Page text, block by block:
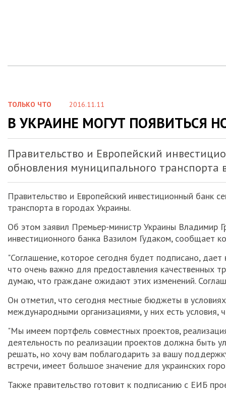
ТОЛЬКО ЧТО 2016.11.11
В УКРАИНЕ МОГУТ ПОЯВИТЬСЯ
Правительство и Европейский
обновления муниципального транспорта
Правительство и Европейский инвестиционный банк
транспорта в городах Украины.
Об этом заявил Премьер-министр Украины Владимир
инвестиционного банка Вазилом Гудаком, сообщает
"Соглашение, которое сегодня будет подписано,
что очень важно для предоставления качественных
думаю, что граждане ожидают этих изменений.
Он отметил, что сегодня местные бюджеты в
международными организациями, у них есть
"Мы имеем портфель совместных проектов,
деятельность по реализации проектов должна быть
решать, но хочу вам поблагодарить за вашу
встречи, имеет большое значение для украинских
Также правительство готовит к подписанию с ЕИБ